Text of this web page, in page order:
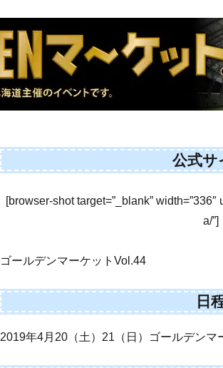
公式サ
[browser-shot target=”_blank”
a/”]
ゴールデンマーケットVol.44
日
2019年4月20（土）21（日）ゴールデンマ